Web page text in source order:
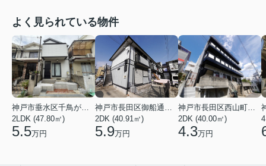
よく見られている物件
神戸市垂水区千鳥が丘３丁目
2LDK (47.80㎡)
5.5万円
神戸市長田区御船通３丁目
2DK (40.91㎡)
5.9万円
神戸市長田区西山町４丁目
2DK (40.00㎡)
4.3万円